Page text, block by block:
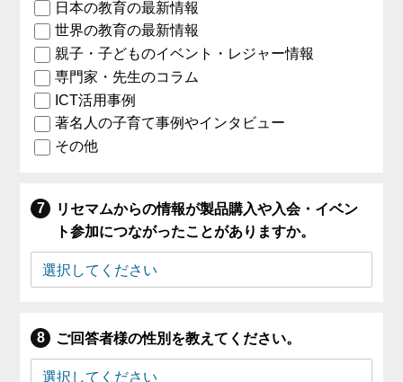
日本の教育の最新情報
世界の教育の最新情報
親子・子どものイベント・レジャー情報
専門家・先生のコラム
ICT活用事例
著名人の子育て事例やインタビュー
その他
リセマムからの情報が製品購入や入会・イベン
ト参加につながったことがありますか。
ご回答者様の性別を教えてください。